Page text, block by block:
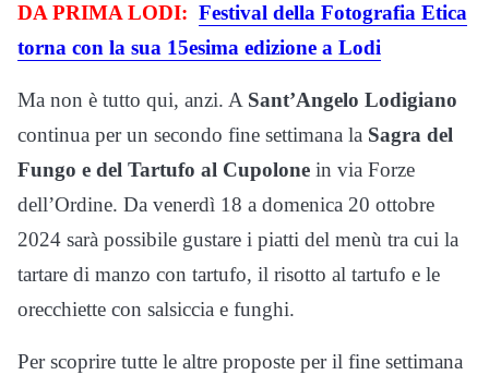
DA PRIMA LODI: Festival della Fotografia Etica
torna con la sua 15esima edizione a Lodi
Ma non è tutto qui, anzi. A Sant’Angelo Lodigiano
continua per un secondo fine settimana la Sagra del
Fungo e del Tartufo al Cupolone in via Forze
dell’Ordine. Da venerdì 18 a domenica 20 ottobre
2024 sarà possibile gustare i piatti del menù tra cui la
tartare di manzo con tartufo, il risotto al tartufo e le
orecchiette con salsiccia e funghi.
Per scoprire tutte le altre proposte per il fine settimana